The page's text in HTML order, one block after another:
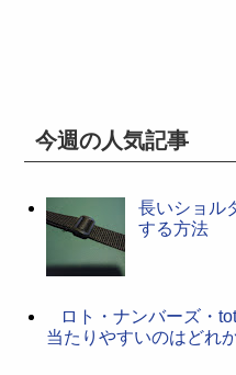
今週の人気記事
長いショル
する方法
ロト・ナンバーズ・
当たりやすいのはどれ